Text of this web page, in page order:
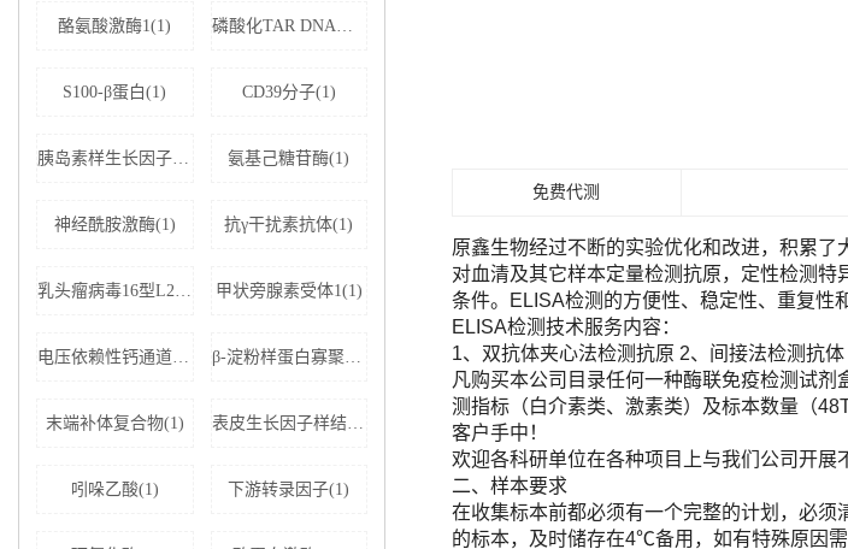
酪氨酸激酶1(1) 磷酸化TAR DNA结合蛋白43(1)
S100-β蛋白(1) CD39分子(1)
胰岛素样生长因子结合蛋白5(1) 氨基己糖苷酶(1)
神经酰胺激酶(1) 抗γ干扰素抗体(1)
乳头瘤病毒16型L2蛋白(1) 甲状旁腺素受体1(1)
电压依赖性钙通道亚基α-2D1(1) β-淀粉样蛋白寡聚体(1)
末端补体复合物(1) 表皮生长因子样结构域蛋白7(1)
吲哚乙酸(1) 下游转录因子(1)
免费代测
原鑫生物经过不断的实验优化和改进，积累
对血清及其它样本定量检测抗原，定性检测
条件。ELISA检测的方便性、稳定性、重复性
ELISA检测技术服务内容：
1、双抗体夹心法检测抗原 2、间接法检测抗
凡购买本公司目录任何一种酶联免疫检测试
测指标（白介素类、激素类）及标本数量（
客户手中！
欢迎各科研单位在各种项目上与我们公司开展
二、样本要求
在收集标本前都必须有一个完整的计划，必
的标本，及时储存在4℃备用，如有特殊原因